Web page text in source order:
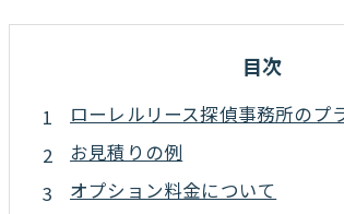
目次
ローレルリース探偵事務所のプ
お見積りの例
オプション料金について